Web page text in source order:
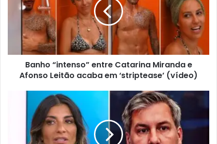
Banho “intenso” entre Catarina Miranda e
Afonso Leitão acaba em ‘striptease’ (vídeo)